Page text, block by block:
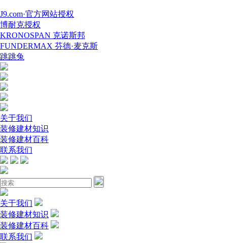
J9.com·官方网站授权
博耐克授权
KRONOSPAN 克诺斯邦
FUNDERMAX 芬德·麦克斯
跳跳兔
关于我们
装修建材知识
装修建材百科
联系我们
关于我们
装修建材知识
装修建材百科
联系我们